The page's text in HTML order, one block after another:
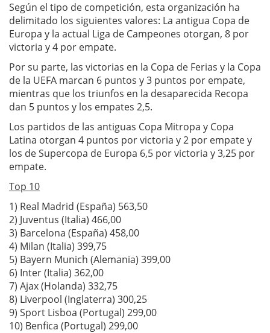
Según el tipo de competición, esta organización ha
delimitado los siguientes valores: La antigua Copa de
Europa y la actual Liga de Campeones otorgan, 8 por
victoria y 4 por empate.
Por su parte, las victorias en la Copa de Ferias y la Copa
de la UEFA marcan 6 puntos y 3 puntos por empate,
mientras que los triunfos en la desaparecida Recopa
dan 5 puntos y los empates 2,5.
Los partidos de las antiguas Copa Mitropa y Copa
Latina otorgan 4 puntos por victoria y 2 por empate y
los de Supercopa de Europa 6,5 por victoria y 3,25 por
empate.
Top 10
1) Real Madrid (España) 563,50
2) Juventus (Italia) 466,00
3) Barcelona (España) 458,00
4) Milan (Italia) 399,75
5) Bayern Munich (Alemania) 399,00
6) Inter (Italia) 362,00
7) Ajax (Holanda) 332,75
8) Liverpool (Inglaterra) 300,25
9) Sport Lisboa (Portugal) 299,00
10) Benfica (Portugal) 299,00